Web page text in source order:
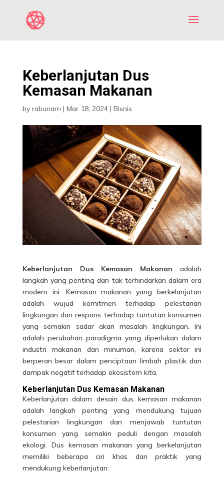
Keberlanjutan Dus
Kemasan Makanan
by rabunam | Mar 18, 2024| Bisnis
Keberlanjutan Dus Kemasan Makananadalah
langkah yang penting dan tak terhindarkan dalam era
modern ini. Kemasan makanan yang berkelanjutan
adalah wujud komitmen terhadap pelestarian
lingkungan dan respons terhadap tuntutan konsumen
yang semakin sadar akan masalah lingkungan. Ini
adalah perubahan paradigma yang diperlukan dalam
industri makanan dan minuman, karena sektor ini
berperan besar dalam penciptaan limbah plastik dan
dampak negatif terhadap ekosistem kita.
Keberlanjutan Dus Kemasan Makanan
Keberlanjutan dalam desain dus kemasan makanan
adalah langkah penting yang mendukung tujuan
pelestarian lingkungan dan menjawab tuntutan
konsumen yang semakin peduli dengan masalah
ekologi. Dus kemasan makanan yang berkelanjutan
memiliki beberapa ciri khas dan praktik yang
mendukung keberlanjutan: